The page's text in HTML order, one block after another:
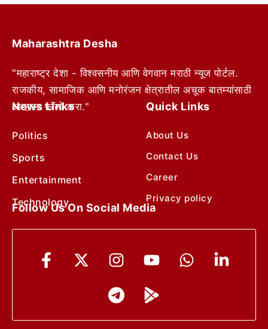
Maharashtra Desha
"महाराष्ट्र देशा - विश्वसनीय आणि वेगवान मराठी न्यूज पोर्टल.
राजकीय, सामाजिक आणि मनोरंजन क्षेत्रातील अचूक बातम्यांसाठी
आम्हाला फॉलो करा."
News Links
Politics
Sports
Entertainment
Technology
Quick Links
About Us
Contact Us
Career
Privacy policy
Follow Us On Social Media